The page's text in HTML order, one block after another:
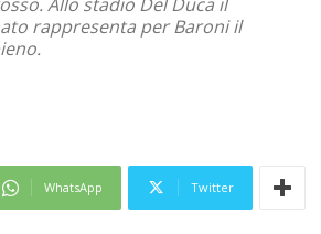
rappresenta per Baroni il
WhatsApp Twitter